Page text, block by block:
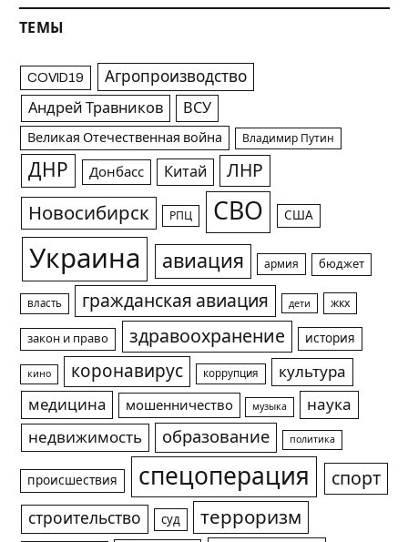
ТЕМЫ
COVID19 Агропроизводство
Андрей Травников ВСУ
Великая Отечественная война Владимир Путин
ДНР Донбасс Китай ЛНР
Новосибирск РПЦ СВО США
Украина авиация армия бюджет
власть гражданская авиация дети жкх
закон и право здравоохранение история
кино коронавирус коррупция
культура
медицина
мошенничество музыка
наука
недвижимость
образование политика
происшествия спецоперация спорт
строительство суд терроризм